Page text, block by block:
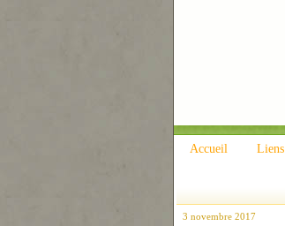
Accueil Liens
3 novembre 2017